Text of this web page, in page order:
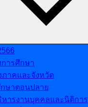
การศึกษา
ภาคและจังหวัด
ษาตอนปลาย
ารงานบุคคลและนิติการ